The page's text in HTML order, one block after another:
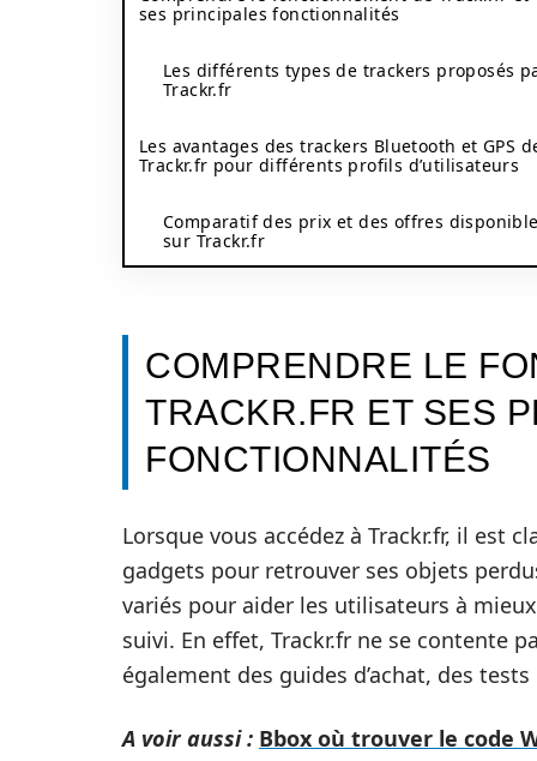
ses principales fonctionnalités
Les différents types de trackers proposés
Trackr.fr
Les avantages des trackers Bluetooth et GPS
Trackr.fr pour différents profils d’utilisateurs
Comparatif des prix et des offres
sur Trackr.fr
COMPRENDRE LE
TRACKR.FR ET SES
FONCTIONNALITÉS
Lorsque vous accédez à Trackr.fr, il est
gadgets pour retrouver ses objets
variés pour aider les utilisateurs à
suivi. En effet, Trackr.fr ne se contente
également des guides d’achat, des
A voir aussi : Bbox où trouver le code